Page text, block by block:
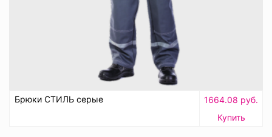
Брюки СТИЛЬ серые
1664.08 руб.
Купить